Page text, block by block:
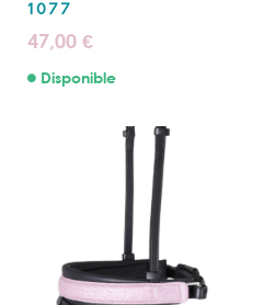
1077
47,00 €
Disponible